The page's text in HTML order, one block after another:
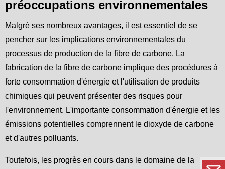
préoccupations environnementales
Malgré ses nombreux avantages, il est essentiel de se
pencher sur les implications environnementales du
processus de production de la fibre de carbone. La
fabrication de la fibre de carbone implique des procédures à
forte consommation d'énergie et l'utilisation de produits
chimiques qui peuvent présenter des risques pour
l'environnement. L'importante consommation d'énergie et les
émissions potentielles comprennent le dioxyde de carbone
et d'autres polluants.
Toutefois, les progrès en cours dans le domaine de la